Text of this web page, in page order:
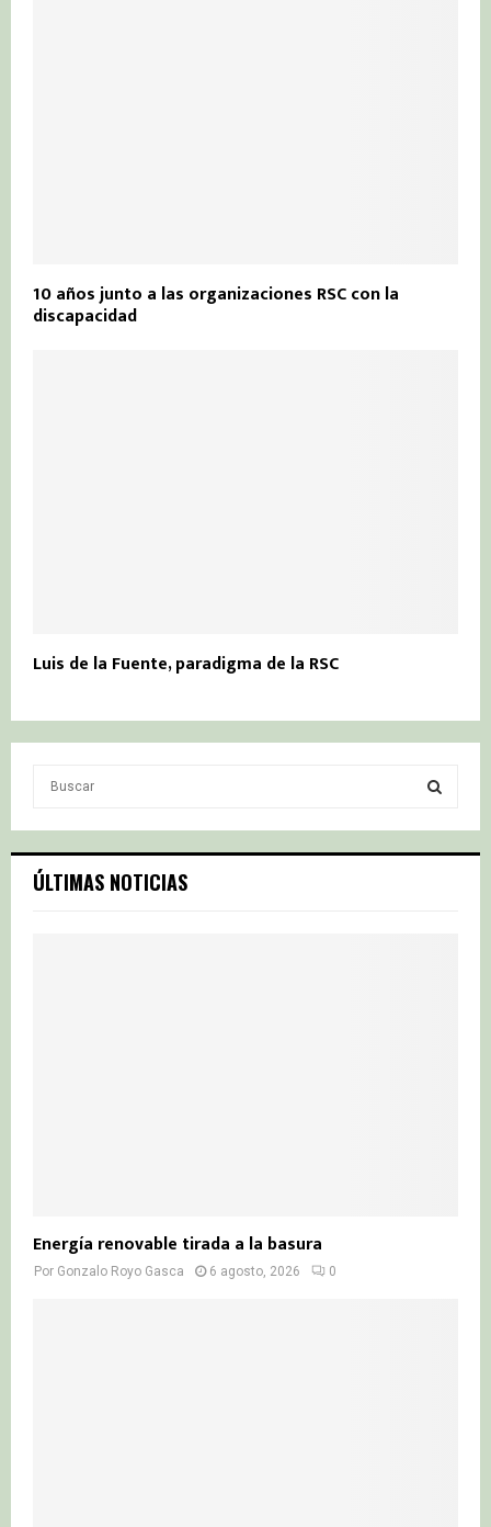
10 años junto a las organizaciones RSC con la
discapacidad
Luis de la Fuente, paradigma de la RSC
c
h
S
ÚLTIMAS NOTICIAS
Energía renovable tirada a la basura
Por Gonzalo Royo Gasca 6 agosto, 2026 0